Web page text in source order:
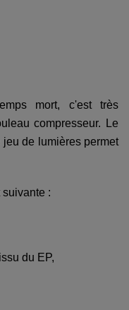
mort, c'est très
compresseur. Le
de lumières permet
:
du EP,